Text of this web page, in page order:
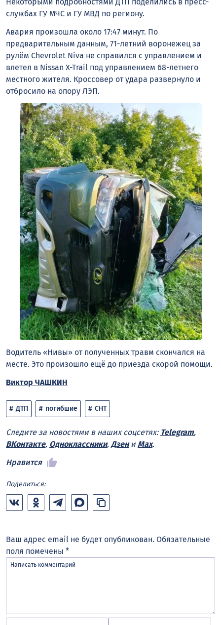
службах ГУ МЧС и ГУ МВД по региону.
Авария произошла около 17:47 минут. По
предварительным данным, 71-летний воронежец за
рулём Chevrolet Niva не справился с управлением и
влетел в Nissan X-Trail под управлением 68-летнего
местного жителя. Кроссовер от удара развернуло и
отбросило на опору ЛЭП.
Водитель «Нивы» от полученных травм скончался на
месте. Это произошло ещё до приезда скорой помощи.
Виктор ЧАШКИН
ДТП погибшие СНТ
Следите за новостями в наших соцсетях: Telegram,
ВКонтакте, Одноклассники, Дзени Max.
Нравится
Поделиться:
Ваш адрес email не будет опубликован. Обязательные
поля помечены *